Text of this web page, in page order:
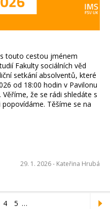
touto cestou jménem
Fakulty sociálních věd
setkání absolventů, které
od 18:00 hodin v Pavilonu
že se rádi shledáte s
Těšíme se na
29. 1. 2026 - Kateřina Hrubá
4 5 …